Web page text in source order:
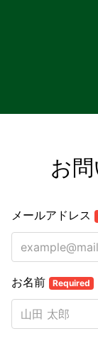
お
メールアドレス
お名前 Required